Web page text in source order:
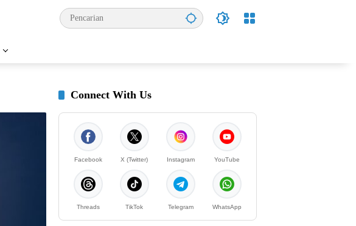
Connect With Us
Facebook X (Twitter) Instagram YouTube
Threads TikTok Telegram WhatsApp